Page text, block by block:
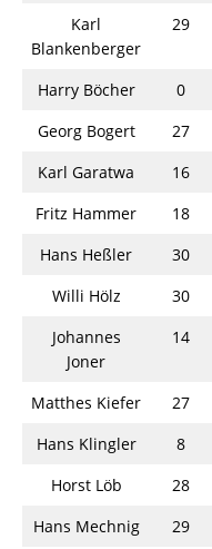
Karl
Blankenberger
29
Harry Böcher 0
Georg Bogert
27
Karl Garatwa
16
Fritz Hammer
18
Hans Heßler
30
Willi Hölz
30
Johannes
Joner
14
Matthes Kiefer 27
Hans Klingler
8
Horst Löb
28
Hans Mechnig
29